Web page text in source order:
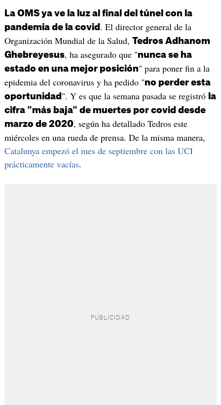
La OMS ya ve la luz al final del túnel con la
pandemia de la covid . El director general de la
Organización Mundial de la Salud, Tedros Adhanom
Ghebreyesus, ha asegurado que "nunca se ha
estado en una mejor posición" para poner fin a la
epidemia del coronavirus y ha pedido "no perder esta
oportunidad ". Y es que la semana pasada se registró la
cifra "más baja" de muertes por covid desde
marzo de 2020, según ha detallado Tedros este
miércoles en una rueda de prensa. De la misma manera,
Catalunya empezó el mes de septiembre con las UCI
prácticamente vacías.